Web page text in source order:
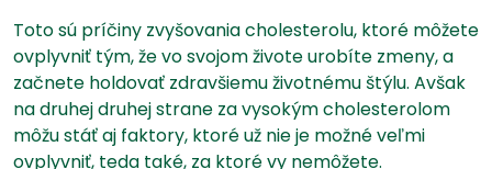
Toto sú príčiny zvyšovania cholesterolu, ktoré môžete
ovplyvniť tým, že vo svojom živote urobíte zmeny, a
začnete holdovať zdravšiemu životnému štýlu. Avšak
na druhej druhej strane za vysokým cholesterolom
môžu stáť aj faktory, ktoré už nie je možné veľmi
ovplyvniť, teda také, za ktoré vy nemôžete.